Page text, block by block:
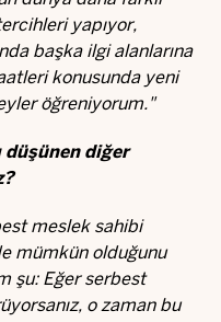
yapıyor,
başka ilgi alanlarına
konusunda yeni
öğreniyorum."
düşünen diğer
meslek sahibi
mümkün olduğunu
şu: Eğer serbest
o zaman bu